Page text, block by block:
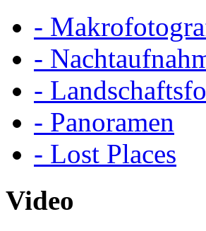
-
-
-
- Panoramen
- Lost Places
Video